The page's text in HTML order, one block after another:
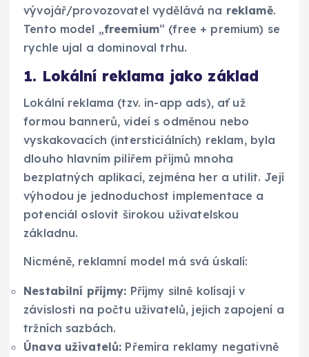
vývojář/provozovatel vydělává na reklamě.
Tento model „freemium“ (free + premium) se
rychle ujal a dominoval trhu.
1. Lokální reklama jako základ
Lokální reklama (tzv. in-app ads), ať už
formou bannerů, videí s odměnou nebo
vyskakovacích (intersticiálních) reklam, byla
dlouho hlavním pilířem příjmů mnoha
bezplatných aplikací, zejména her a utilit. Její
výhodou je jednoduchost implementace a
potenciál oslovit širokou uživatelskou
základnu.
Nicméně, reklamní model má svá úskalí:
Nestabilní příjmy: Příjmy silně kolísají v
závislosti na počtu uživatelů, jejich zapojení a
tržních sazbách.
Únava uživatelů: Přemíra reklamy negativně